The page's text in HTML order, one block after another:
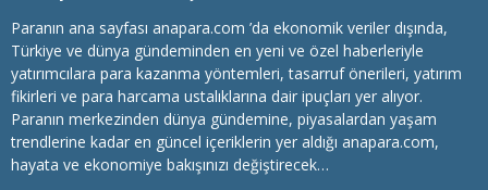
Paranın ana sayfası anapara.com ’da ekonomik veriler dışında,
Türkiye ve dünya gündeminden en yeni ve özel haberleriyle
yatırımcılara para kazanma yöntemleri, tasarruf önerileri, yatırım
fikirleri ve para harcama ustalıklarına dair ipuçları yer alıyor.
Paranın merkezinden dünya gündemine, piyasalardan yaşam
trendlerine kadar en güncel içeriklerin yer aldığı anapara.com,
hayata ve ekonomiye bakışınızı değiştirecek…